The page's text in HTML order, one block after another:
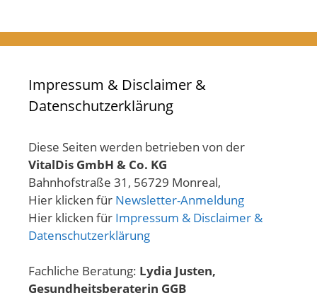
Impressum & Disclaimer &
Datenschutzerklärung
Diese Seiten werden betrieben von der
VitalDis GmbH & Co. KG
Bahnhofstraße 31, 56729 Monreal,
Hier klicken für Newsletter-Anmeldung
Hier klicken für Impressum & Disclaimer &
Datenschutzerklärung
Fachliche Beratung: Lydia Justen,
Gesundheitsberaterin GGB